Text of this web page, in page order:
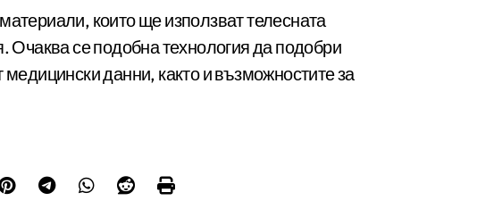
които ще използват телесната
Очаква се подобна технология да подобри
данни, както и възможностите за